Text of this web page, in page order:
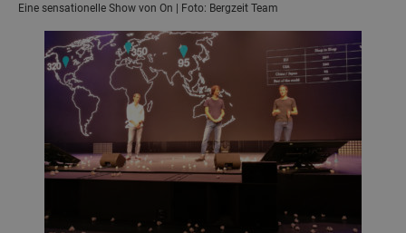
Eine sensationelle Show von On | Foto: Bergzeit Team